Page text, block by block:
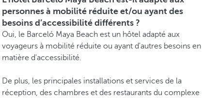
personnes à mobilité réduite et/ou ayant des
besoins d’accessibilité différents ?
Oui, le Barceló Maya Beach est un hôtel adapté aux
voyageurs à mobilité réduite ou ayant d'autres besoins en
matière d'accessibilité.
De plus, les principales installations et services de la
réception, des chambres et des restaurants du complexe